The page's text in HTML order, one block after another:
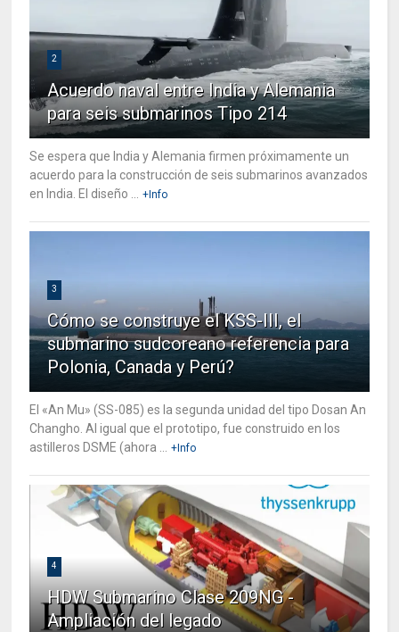
2
Acuerdo naval entre India y Alemania
para seis submarinos Tipo 214
Se espera que India y Alemania firmen próximamente un
acuerdo para la construcción de seis submarinos avanzados
en India. El diseño ...
+Info
3
Cómo se construye el KSS-III, el
submarino sudcoreano referencia para
Polonia, Canada y Perú?
El «An Mu» (SS-085) es la segunda unidad del tipo Dosan An
Changho. Al igual que el prototipo, fue construido en los
astilleros DSME (ahora ...
+Info
4
HDW Submarino Clase 209NG -
Ampliación del legado